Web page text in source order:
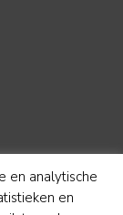
en analytische
en